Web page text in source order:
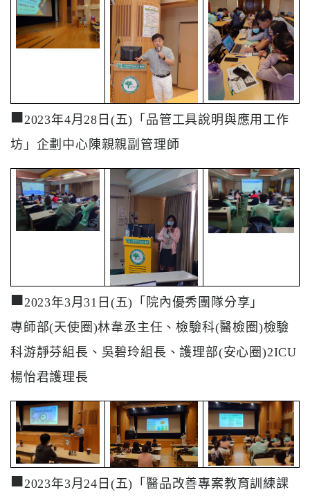
區
永
■2023年4月28日(五)「品管工具說明與應用工作
坊」企劃中心陳親親副管理師
■2023年3月31日(五)「院內優秀團隊分享」
專師部(天使圈)林韋丞主任、檢驗科(醫檢圈)檢驗
科游靜芬組長、吳碧玲組長、護理部(安心圈)2ICU
楊怡君護理長
■2023年3月24日(五)「醫品改善專案教育訓練課